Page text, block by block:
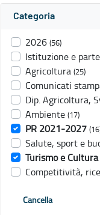
Categoria
2026 (56)
Istituzione e
Agricoltura (25)
Comunicati
Dip. Agricoltura,
Ambiente (17)
PR 2021-2027
Salute, sport e
Turismo e Cultura
Competitività,
Cancella